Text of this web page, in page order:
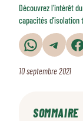
Découvrez l’intérêt
capacités d’isolation
Partager sur WhatsApp Partager sur Telegram Partager sur Facebook
10 septembre 2021
SOMMAIRE